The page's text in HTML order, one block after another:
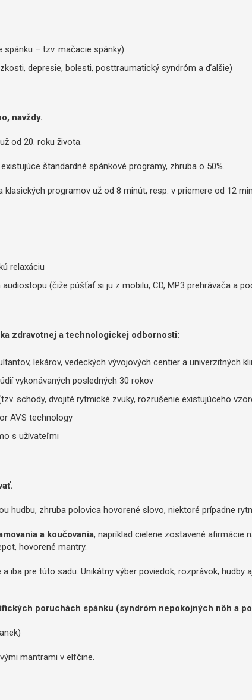
– tzv. mačacie spánky)
depresie, bolesti, posttraumatický syndróm a ďalšie)
navždy.
od 20. roku života.
štandardné spánkové programy, zhruba o 50%.
klasických programov už od 8 minút, resp. v priemere od 12
relaxáciu
(čiže púšťať si ju z mobilu, CD, MP3 prehrávača a
zdravotnej a technologickej odbornosti:
lekárov, vedeckých vývojových centier a univerzitných
vykonávaných posledných 30 rokov
schody, dvojité rytmické zvuky, rozrušenie existujúceho
AVS technology
s užívateľmi
hudbu, zhruba polovica hovorené slovo, niektoré prípadne
a koučovania, napríklad cielene zostavené afirmácie
hovorené mantry.
iba pre túto sadu. Unikátny výber poviedok, rozprávok,
poruchách spánku (syndróm nepokojných nôh a
mantrami v elfčine.